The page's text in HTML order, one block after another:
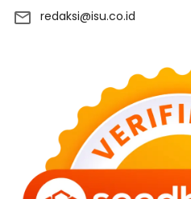
redaksi@isu.co.id